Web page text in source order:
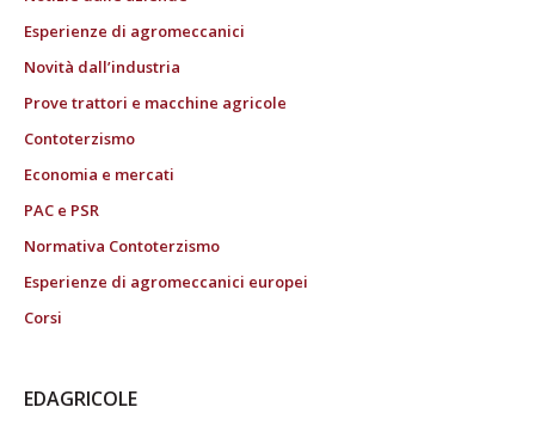
Esperienze di agromeccanici
Novità dall’industria
Prove trattori e macchine agricole
Contoterzismo
Economia e mercati
PAC e PSR
Normativa Contoterzismo
Esperienze di agromeccanici europei
Corsi
EDAGRICOLE